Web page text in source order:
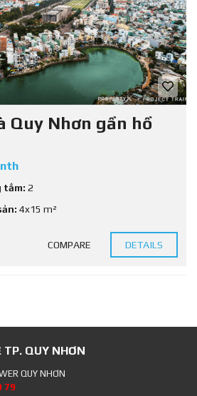
Quy Nhơn gần hồ
tắm: 2
4x15 m²
COMPARE DETAILS
TP. QUY NHƠN
QUY NHƠN
79